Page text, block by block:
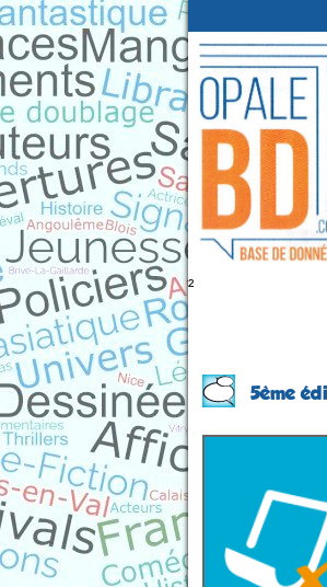
²
5ème